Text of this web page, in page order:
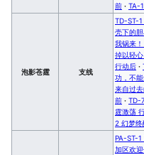
前 · TA-
泡影苍霆 支线
TD-ST-1
壳下的
我锅来
掉以轻
行动后 ·
功，不
来自过
前 · TD-
霆激荡
2 幻梦终
PA-ST-1
加区欢